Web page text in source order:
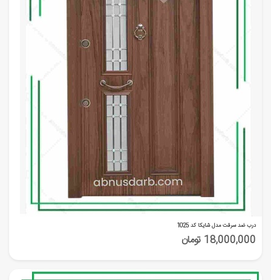
درب ضد سرقت مدل شایکا کد 1025
18,000,000 تومان